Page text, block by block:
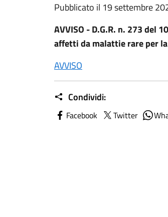
Pubblicato il 19 settembre
AVVISO - D.G.R. n. 273 del
affetti da malattie rare per
AVVISO
Condividi:
Facebook Twitter